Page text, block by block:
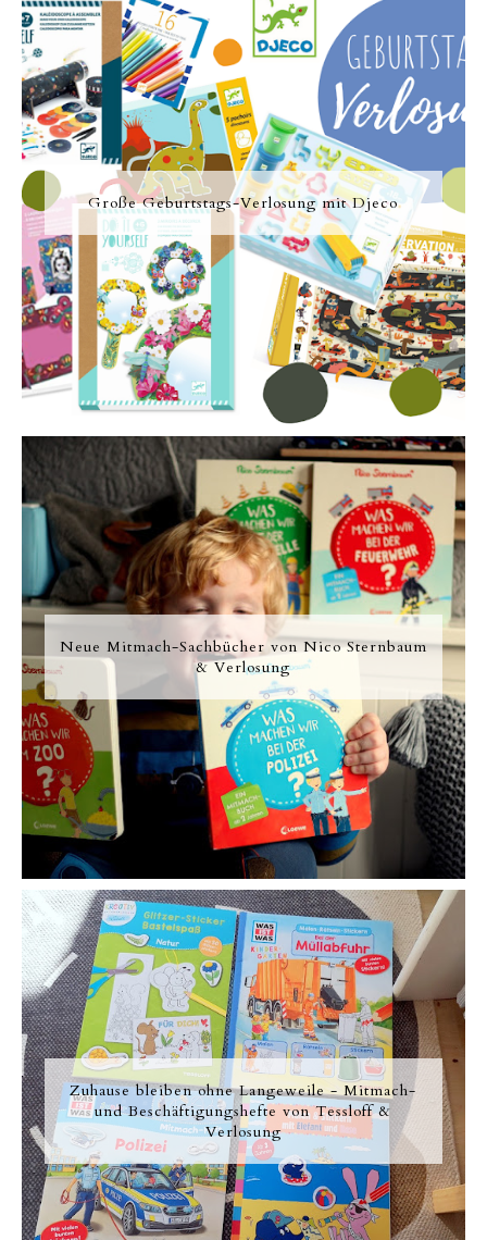
Große Geburtstags-Verlosung mit Djeco
Neue Mitmach-Sachbücher von Nico Sternbaum
& Verlosung
Zuhause bleiben ohne Langeweile - Mitmach-
und Beschäftigungshefte von Tessloff &
Verlosung